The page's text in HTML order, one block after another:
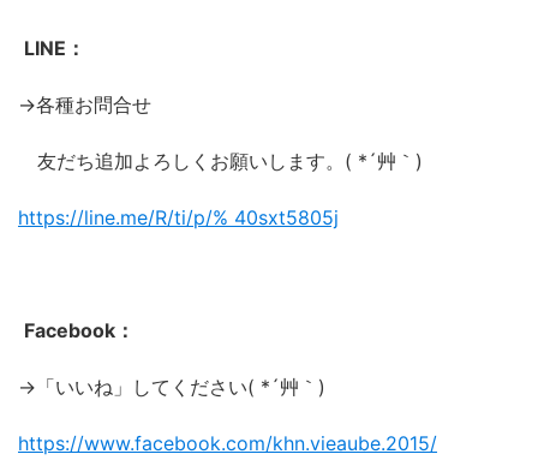
LINE：
→各種お問合せ
友だち追加よろしくお願いします。( *´艸｀)
https://line.me/R/ti/p/% 40sxt5805j
Facebook：
→「いいね」してください( *´艸｀)
https://www.facebook.com/khn.vieaube.2015/